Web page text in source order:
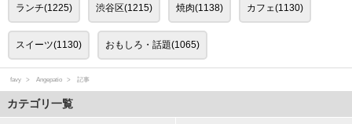
ランチ(1225) 渋谷区(1215) 焼肉(1138) カフェ(1130)
スイーツ(1130) おもしろ・話題(1065)
favy Angepatio 記事
カテゴリ一覧